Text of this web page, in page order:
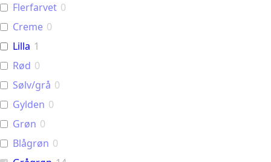
Flerfarvet 0
Creme 0
Lilla 1
Rød 0
Sølv/grå 0
Gylden 0
Grøn 0
Blågrøn 0